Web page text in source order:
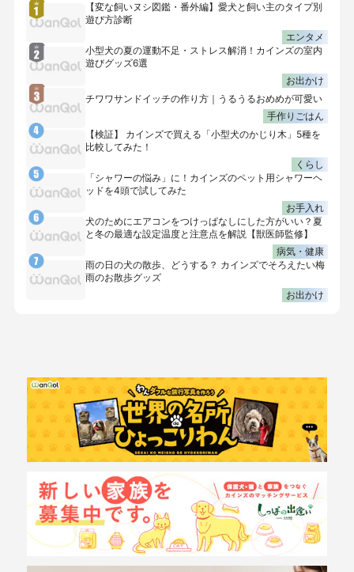
【変な飼いヌシ図鑑・番外編】愛犬と飼い主のタイプ別
遊び方診断
エンタメ
小型犬の夏の運動不足・ストレス解消！カインズの室内
遊びグッズ6選
お出かけ
チワワサンドイッチの作り方｜うるうるおめめが可愛い
手作りごはん
【検証】 カインズで買える「小型犬のかじり木」5種を
比較してみた！
くらし
「シャワーの悩み」に！カインズのペット用シャワーヘ
ッドを4頭で試してみた
お手入れ
犬のためにエアコンをつけっぱなしにした方がいい？夏
と冬の最適な設定温度と注意点を解説【獣医師監修】
病気・健康
雨の日の犬の散歩、どうする？ カインズでそろえたい梅
雨のお散歩グッズ
お出かけ